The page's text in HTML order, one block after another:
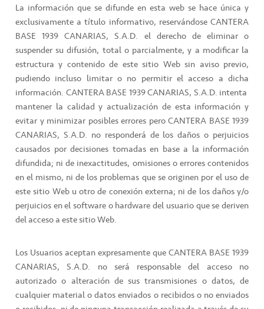
La información que se difunde en esta web se hace única y
exclusivamente a título informativo, reservándose CANTERA
BASE 1939 CANARIAS, S.A.D. el derecho de eliminar o
suspender su difusión, total o parcialmente, y a modificar la
estructura y contenido de este sitio Web sin aviso previo,
pudiendo incluso limitar o no permitir el acceso a dicha
información. CANTERA BASE 1939 CANARIAS, S.A.D. intenta
mantener la calidad y actualización de esta información y
evitar y minimizar posibles errores pero CANTERA BASE 1939
CANARIAS, S.A.D. no responderá de los daños o perjuicios
causados por decisiones tomadas en base a la información
difundida; ni de inexactitudes, omisiones o errores contenidos
en el mismo, ni de los problemas que se originen por el uso de
este sitio Web u otro de conexión externa; ni de los daños y/o
perjuicios en el software o hardware del usuario que se deriven
del acceso a este sitio Web.
Los Usuarios aceptan expresamente que CANTERA BASE 1939
CANARIAS, S.A.D. no será responsable del acceso no
autorizado o alteración de sus transmisiones o datos, de
cualquier material o datos enviados o recibidos o no enviados